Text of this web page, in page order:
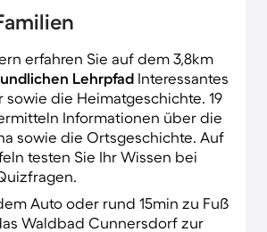
erfahren Sie auf dem 3,8km
Lehrpfad Interessantes
sowie die Heimatgeschichte. 19
Informationen über die
sowie die Ortsgeschichte. Auf
testen Sie Ihr Wissen bei
Auto oder rund 15min zu Fuß
Waldbad Cunnersdorf zur